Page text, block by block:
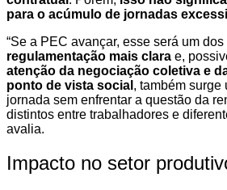
para o acúmulo de jornadas
“Se a PEC avançar, esse será um
regulamentação mais clara e,
atenção da negociação coletiva e
ponto de vista social , também surge
jornada sem enfrentar a questão da
distintos entre trabalhadores e
avalia.
Impacto no setor